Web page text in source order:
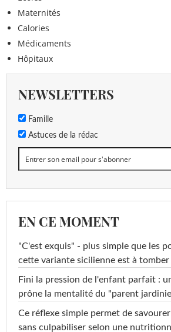
Maternités
Calories
Médicaments
Hôpitaux
NEWSLETTERS
Famille
Astuces de la rédac
EN CE MOMENT
"C'est exquis" - plus simple que les
cette variante sicilienne est à tomber
Fini la pression de l'enfant parfait :
prône la mentalité du "parent
Ce réflexe simple permet de
sans culpabiliser selon une